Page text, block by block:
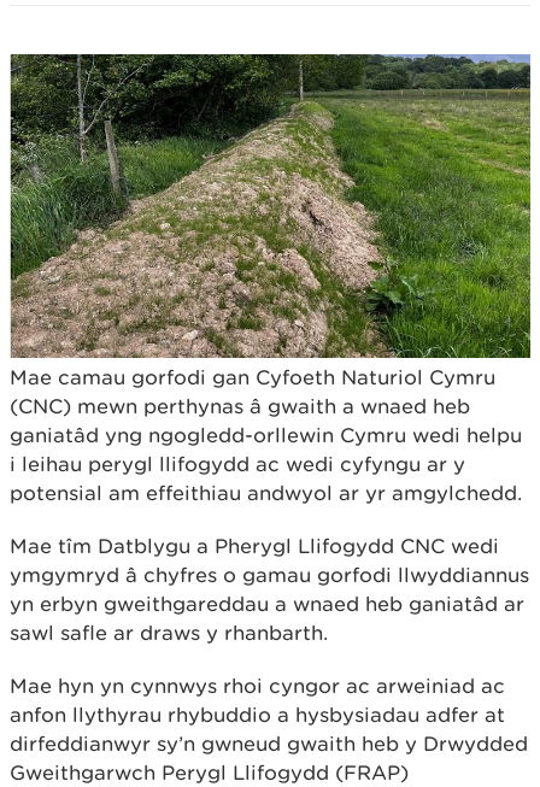
Mae camau gorfodi gan Cyfoeth Naturiol Cymru
(CNC) mewn perthynas â gwaith a wnaed heb
ganiatâd yng ngogledd-orllewin Cymru wedi helpu
i leihau perygl llifogydd ac wedi cyfyngu ar y
potensial am effeithiau andwyol ar yr amgylchedd.
Mae tîm Datblygu a Pherygl Llifogydd CNC wedi
ymgymryd â chyfres o gamau gorfodi llwyddiannus
yn erbyn gweithgareddau a wnaed heb ganiatâd ar
sawl safle ar draws y rhanbarth.
Mae hyn yn cynnwys rhoi cyngor ac arweiniad ac
anfon llythyrau rhybuddio a hysbysiadau adfer at
dirfeddianwyr sy’n gwneud gwaith heb y Drwydded
Gweithgarwch Perygl Llifogydd (FRAP)